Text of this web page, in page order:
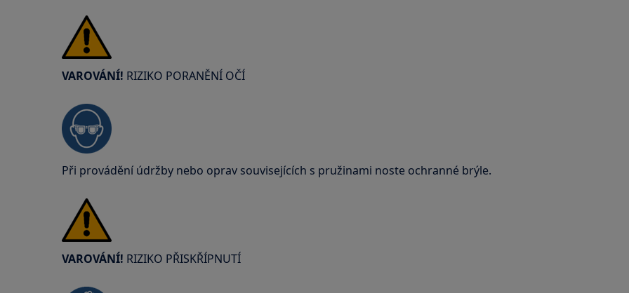
VAROVÁNÍ! RIZIKO PORANĚNÍ OČÍ
Při provádění údržby nebo oprav souvisejících s pružinami noste ochranné brýle.
VAROVÁNÍ! RIZIKO PŘISKŘÍPNUTÍ